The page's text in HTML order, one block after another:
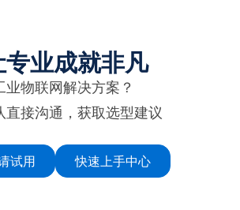
业成就非凡
物联网解决方案？
接沟通，获取选型建议
试用 快速上手中心